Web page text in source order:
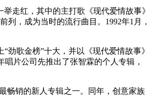
走红，其中的主打歌《现代爱情故事》
，成为当时的流行曲目。1992年1月，
歌金榜”十大，并以《现代爱情故事》
片公司先推出了张智霖的个人专辑，
畅销的新人专辑之一。同年，创意家族